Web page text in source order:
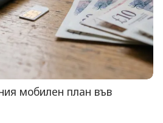
мобилен план във